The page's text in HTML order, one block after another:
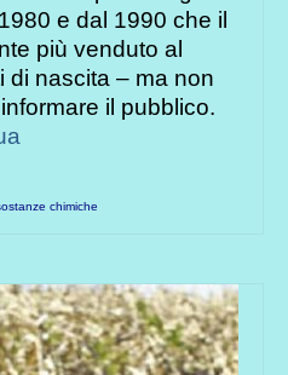
e dal 1990 che il
più venduto al
di nascita – ma non
il pubblico.
chimiche